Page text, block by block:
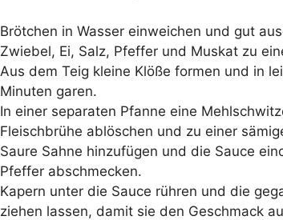
Brötchen in Wasser einweichen und gut
Zwiebel, Ei, Salz, Pfeffer und Muskat zu
Aus dem Teig kleine Klöße formen und in
Minuten garen.
In einer separaten Pfanne eine
Fleischbrühe ablöschen und zu einer
Saure Sahne hinzufügen und die Sauce
Pfeffer abschmecken.
Kapern unter die Sauce rühren und die
ziehen lassen, damit sie den Geschmack